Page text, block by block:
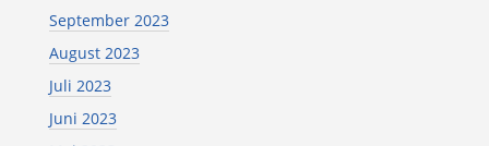
September 2023
August 2023
Juli 2023
Juni 2023